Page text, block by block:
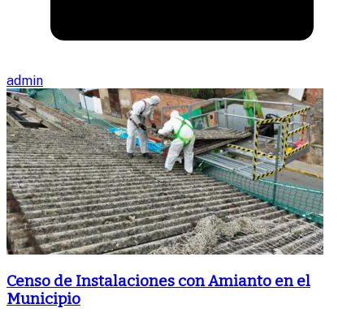
admin
Censo de Instalaciones con Amianto en el
Municipio